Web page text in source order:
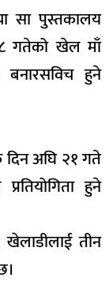
सा पुस्तकालय
गतेको खेल माँ
बनारसविच हुने
अघि २१ गते
हुने
तीन